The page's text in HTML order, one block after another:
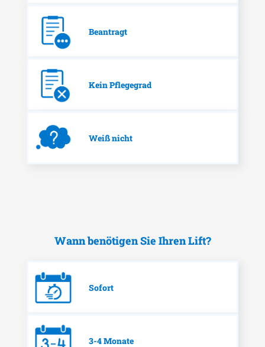
Beantragt
Kein Pflegegrad
Weiß nicht
Wann benötigen Sie Ihren Lift?
Sofort
3-4 Monate